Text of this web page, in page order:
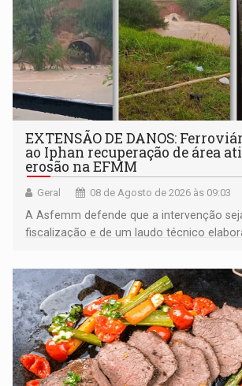
EXTENSÃO DE DANOS:
ao Iphan recuperação de área
erosão na EFMM
Geral 08 de Agosto de 2026 às 09:03
A Asfemm defende que a intervenção
fiscalização e de um laudo técnico